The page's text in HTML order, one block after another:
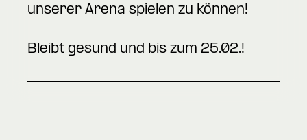
unserer Arena spielen zu können!
Bleibt gesund und bis zum 25.02.!